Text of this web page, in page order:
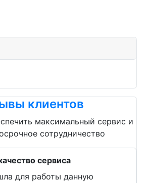
клиентов
максимальный сервис и
сотрудничество
сервиса
для работы данную